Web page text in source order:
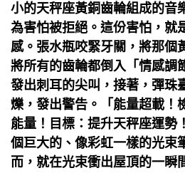
小的天秤座黃銅齒輪組成的音
為害怕被拒絕。這份害怕，就
感。張水瓶咬緊牙關，將那個
將所有的齒輪都倒入「情感調
發出刺耳的尖叫，接著，彈珠
爍，發出警告。「能量超載！
能量！目標：提升天秤座運勢
個巨大的、像彩虹一樣的光束
而，就在光束衝出屋頂的一瞬